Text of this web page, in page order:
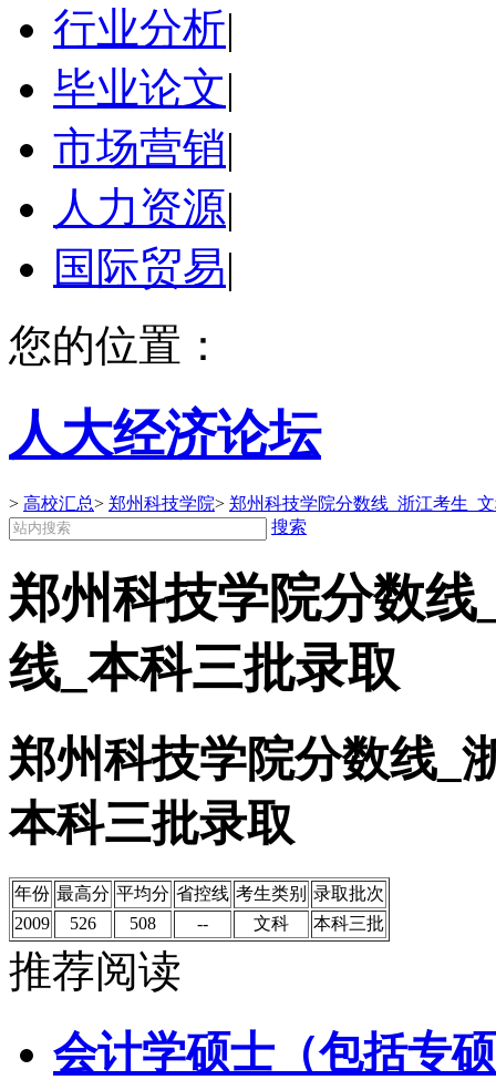
行业分析|
毕业论文|
市场营销|
人力资源|
国际贸易|
您的位置：
人大经济论坛
> 高校汇总> 郑州科技学院> 郑州科技学院分数线_浙江考生_
搜索
郑州科技学院分数
线_本科三批录取
郑州科技学院分数线_
本科三批录取
年份 最高分 平均分 省控线 考生类别 录取批次
2009
526 508 -- 文科 本科三批
推荐阅读
会计学硕士（包括专